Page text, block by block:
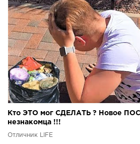
Кто ЭТО мог СДЕЛАТЬ ? Новое
незнакомца !!!
Отличник LIFE